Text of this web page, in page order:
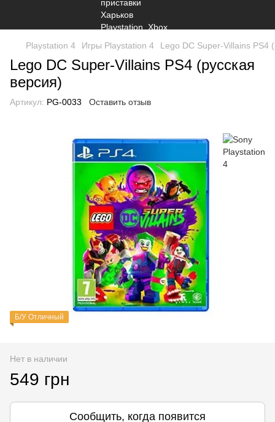
Playstation 4 Игры Playstation 4 Lego DC Super-Villains PS4
Lego DC Super-Villains PS4 (русская
версия)
Артикул: PG-0033 Оставить отзыв
Б/У Отличный
Нет в наличии
549 грн
Сообщить, когда появится